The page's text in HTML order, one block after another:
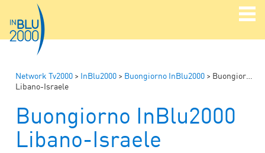
Network Tv2000 > InBlu2000 > Buongiorno InBlu2000 > Buongiorno InBlu2000
Libano-Israele
Buongiorno InBlu2000
Libano-Israele